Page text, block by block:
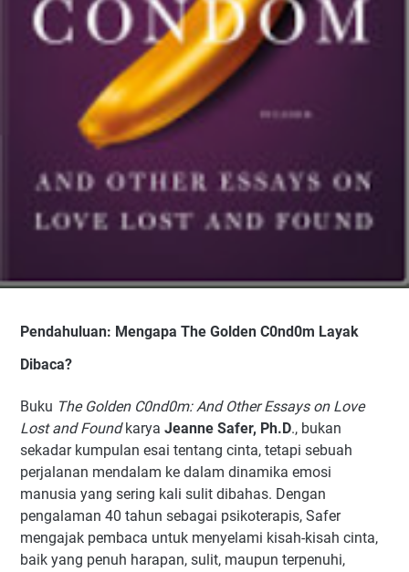
Pendahuluan: Mengapa The Golden C0nd0m Layak
Dibaca?
Buku The Golden C0nd0m: And Other Essays on Love
Lost and Found karya Jeanne Safer, Ph.D., bukan
sekadar kumpulan esai tentang cinta, tetapi sebuah
perjalanan mendalam ke dalam dinamika emosi
manusia yang sering kali sulit dibahas. Dengan
pengalaman 40 tahun sebagai psikoterapis, Safer
mengajak pembaca untuk menyelami kisah-kisah cinta,
baik yang penuh harapan, sulit, maupun terpenuhi,